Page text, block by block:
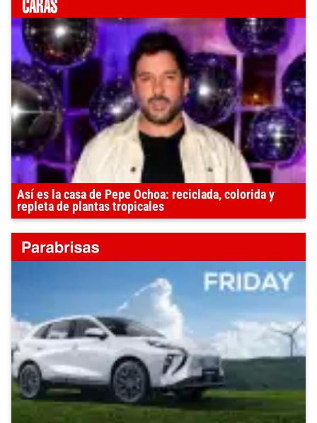
Así es la casa de Pepe Ochoa: reciclada, colorida y
repleta de plantas tropicales